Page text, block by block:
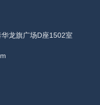
龙旗广场D座1502室